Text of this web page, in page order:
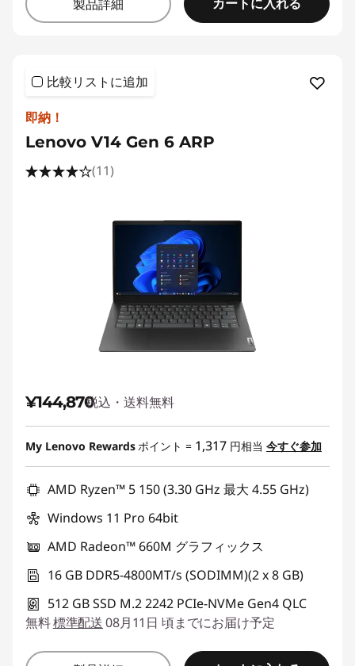
製品詳細 カートに入れる
比較リストに追加
即納！
Lenovo V14 Gen 6 ARP
(11)
¥144,870税込・送料無料
My Lenovo Rewardsポイント = 1,317 円相当 今すぐ参加
AMD Ryzen™ 5 150 (3.30 GHz 最大 4.55 GHz)
Windows 11 Pro 64bit
AMD Radeon™ 660M グラフィックス
16 GB DDR5-4800MT/s (SODIMM)(2 x 8 GB)
512 GB SSD M.2 2242 PCIe-NVMe Gen4 QLC
無料標準配送08月11日 頃までにお届け予定